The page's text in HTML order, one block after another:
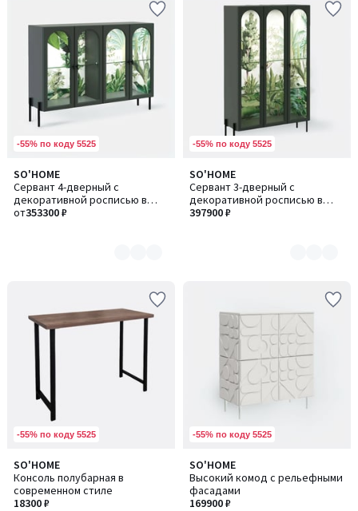
-55% по коду 5525
SO'HOME
Сервант 4-дверный с
декоративной росписью в
стиле шинуазри
от353300 ₽
Количество
цветов:
3
-55% по коду 5525
SO'HOME
Сервант 3-дверный с
декоративной росписью в
стиле шинуазри и подсветкой
397900 ₽
Количество
цветов:
3
-55% по коду 5525
SO'HOME
Консоль полубарная в
современном стиле
18300 ₽
-55% по коду 5525
SO'HOME
Высокий комод с рельефными
фасадами
169900 ₽
Количество
цветов:
2